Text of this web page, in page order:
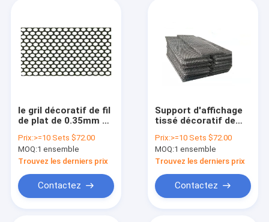
le gril décoratif de fil
de plat de 0.35mm a
poinçon d'étagère
avec le cadre
Prix:>=10 Sets $72.00
MOQ:1 ensemble
Trouvez les derniers prix
Contactez
Support d'affichage
tissé décoratif de
Fixed On Wall Hole de
fil de trou circulaire
Prix:>=10 Sets $72.00
MOQ:1 ensemble
Trouvez les derniers prix
Contactez